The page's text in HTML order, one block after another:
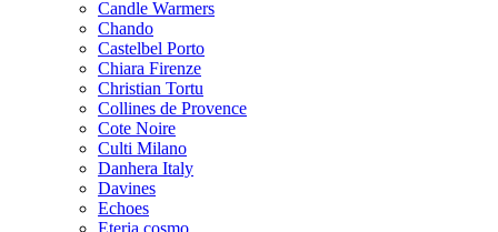
Candle Warmers
Chando
Castelbel Porto
Chiara Firenze
Christian Tortu
Collines de Provence
Cote Noire
Culti Milano
Danhera Italy
Davines
Echoes
Eteria cosmo